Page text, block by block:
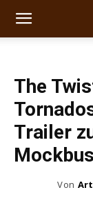
The
Trailer
Von